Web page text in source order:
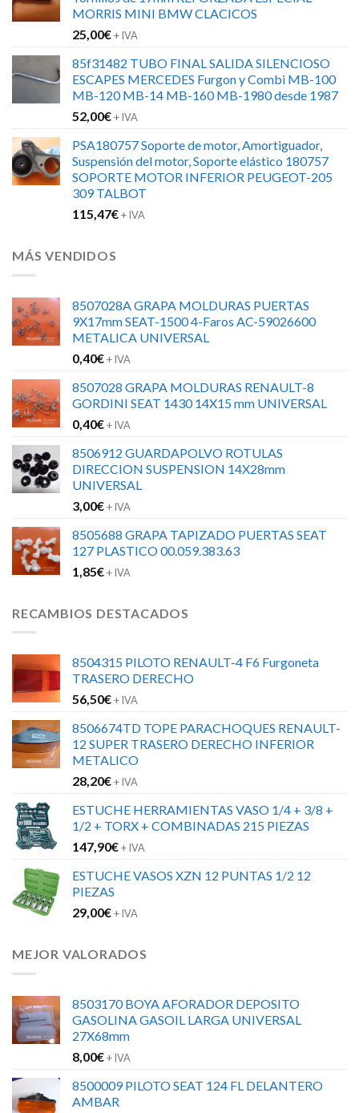
152,00€.120,00€.
MORRIS MINI BMW CLACICOS
25,00€+ IVA
85f31482 TUBO FINAL SALIDA SILENCIOSO
ESCAPES MERCEDES Furgon y Combi MB-100
MB-120 MB-14 MB-160 MB-1980 desde 1987
52,00€+ IVA
PSA180757 Soporte de motor, Amortiguador,
Suspensión del motor, Soporte elástico 180757
SOPORTE MOTOR INFERIOR PEUGEOT-205
309 TALBOT
115,47€+ IVA
MÁS VENDIDOS
8507028A GRAPA MOLDURAS PUERTAS
9X17mm SEAT-1500 4-Faros AC-59026600
METALICA UNIVERSAL
0,40€+ IVA
8507028 GRAPA MOLDURAS RENAULT-8
GORDINI SEAT 1430 14X15 mm UNIVERSAL
0,40€+ IVA
8506912 GUARDAPOLVO ROTULAS
DIRECCION SUSPENSION 14X28mm
UNIVERSAL
3,00€+ IVA
8505688 GRAPA TAPIZADO PUERTAS SEAT
127 PLASTICO 00.059.383.63
1,85€+ IVA
RECAMBIOS DESTACADOS
8504315 PILOTO RENAULT-4 F6 Furgoneta
TRASERO DERECHO
56,50€+ IVA
8506674TD TOPE PARACHOQUES RENAULT-
12 SUPER TRASERO DERECHO INFERIOR
METALICO
28,20€+ IVA
ESTUCHE HERRAMIENTAS VASO 1/4 + 3/8 +
1/2 + TORX + COMBINADAS 215 PIEZAS
147,90€+ IVA
ESTUCHE VASOS XZN 12 PUNTAS 1/2 12
PIEZAS
29,00€+ IVA
MEJOR VALORADOS
8503170 BOYA AFORADOR DEPOSITO
GASOLINA GASOIL LARGA UNIVERSAL
27X68mm
8,00€+ IVA
8500009 PILOTO SEAT 124 FL DELANTERO
AMBAR